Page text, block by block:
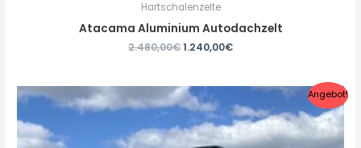
Hartschalenzelte
Atacama Aluminium Autodachzelt
2.480,00€1.240,00€
Angebot!